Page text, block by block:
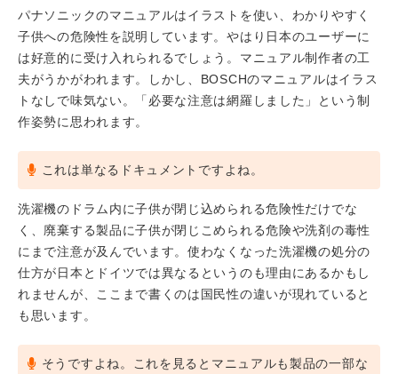
パナソニックのマニュアルはイラストを使い、わかりやすく
子供への危険性を説明しています。やはり日本のユーザーに
は好意的に受け入れられるでしょう。マニュアル制作者の工
夫がうかがわれます。しかし、BOSCHのマニュアルはイラス
トなしで味気ない。「必要な注意は網羅しました」という制
作姿勢に思われます。
これは単なるドキュメントですよね。
洗濯機のドラム内に子供が閉じ込められる危険性だけでな
く、廃棄する製品に子供が閉じこめられる危険や洗剤の毒性
にまで注意が及んでいます。使わなくなった洗濯機の処分の
仕方が日本とドイツでは異なるというのも理由にあるかもし
れませんが、ここまで書くのは国民性の違いが現れていると
も思います。
そうですよね。これを見るとマニュアルも製品の一部な